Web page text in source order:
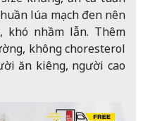
lúa mạch đen nên
khó nhầm lẫn. Thêm
không choresterol
ăn kiêng, người cao